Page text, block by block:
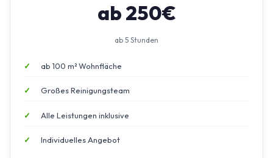
ab 250€
ab 5 Stunden
ab 100 m² Wohnfläche
Großes Reinigungsteam
Alle Leistungen inklusive
Individuelles Angebot